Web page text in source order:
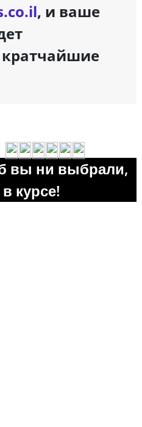
, и ваше
кратчайшие
вы ни выбрали,
курсе!